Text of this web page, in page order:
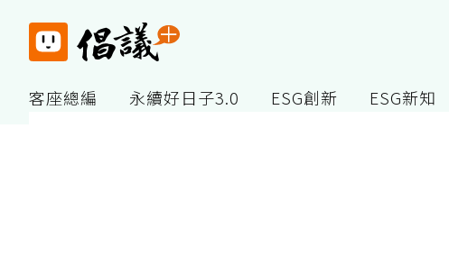
客座總編 永續好日子3.0 ESG創新 ESG新知